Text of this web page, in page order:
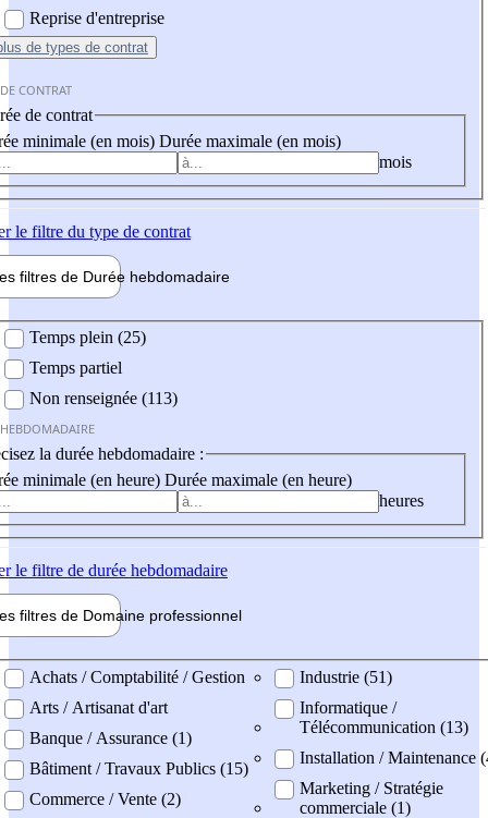
Reprise d'entreprise
de types de contrat
CONTRAT
de contrat
minimale (en mois) Durée maximale (en mois)
mois
le filtre du type de contrat
filtres de Durée hebdomadaire
Temps plein (25)
Temps partiel
Non renseignée (113)
la durée hebdomadaire :
minimale (en heure) Durée maximale (en heure)
heures
le filtre de durée hebdomadaire
filtres de Domaine professionnel
professionel
Achats / Comptabilité / Gestion
Arts / Artisanat d'art
Banque / Assurance (1)
Bâtiment / Travaux Publics (15)
Commerce / Vente (2)
Industrie (51)
Informatique /
Télécommunication (13)
Installation / Maintenance
Marketing / Stratégie
commerciale (1)